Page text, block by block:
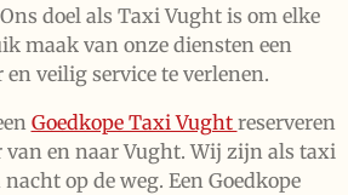
doel als Taxi Vught is om elke
maak van onze diensten een
veilig service te verlenen.
Goedkope Taxi Vught reserveren
en naar Vught. Wij zijn als taxi
op de weg. Een Goedkope